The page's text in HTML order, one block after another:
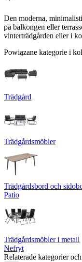
Den moderna,
på balkongen eller
vinterträdgården eller i
Powiązane kategorie i
Trädgård
Trädgårdsmöbler
Trädgårdsbord och
Patio
Trädgårdsmöbler i metall
Nefryt
Relaterade kategorier